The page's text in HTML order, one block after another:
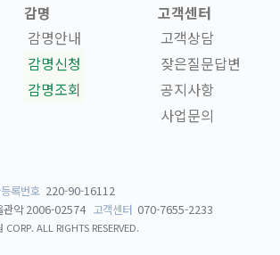
감명
감명안내
감명신청
감명조회
고객센터
고객상담
잦은질문답변
공지사항
사업문의
록번호 220-90-16112
관악 2006-02574 고객센터 070-7655-2233
CORP. ALL RIGHTS RESERVED.